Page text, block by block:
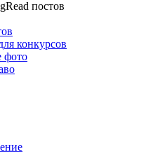
постов
конкурсов
фото